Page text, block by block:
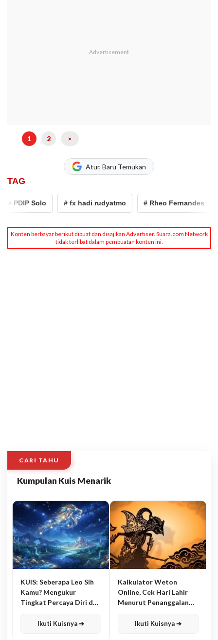
1 2 >
Atur, Baru Temukan
TAG
# PDIP Solo # fx hadi rudyatmo # Rheo Fernandes
CARI TAHU
Kumpulan Kuis Menarik
KUIS: Seberapa Leo Sih
Kamu? Mengukur
Tingkat Percaya Diri dan
Ikuti Kuisnya ➔
Kalkulator Weton
Online, Cek Hari Lahir
Menurut Penanggalan
Ikuti Kuisnya ➔